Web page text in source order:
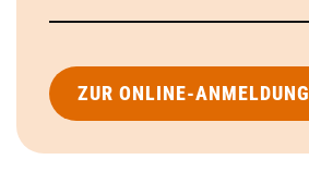
ZUR ONLINE-ANMELDUNG